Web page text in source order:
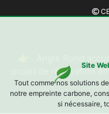
Site
Tout comme nos solutions
notre empreinte carbone,
si nécessaire,
projet de rénovation